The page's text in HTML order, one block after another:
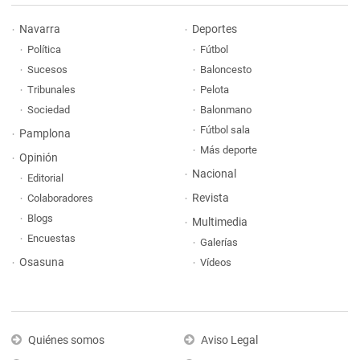
Navarra
Política
Sucesos
Tribunales
Sociedad
Pamplona
Opinión
Editorial
Colaboradores
Blogs
Encuestas
Osasuna
Deportes
Fútbol
Baloncesto
Pelota
Balonmano
Fútbol sala
Más deporte
Nacional
Revista
Multimedia
Galerías
Vídeos
Quiénes somos
Aviso Legal